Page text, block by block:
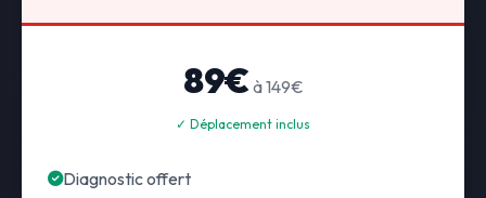
89€ à 149€
✓ Déplacement inclus
Diagnostic offert